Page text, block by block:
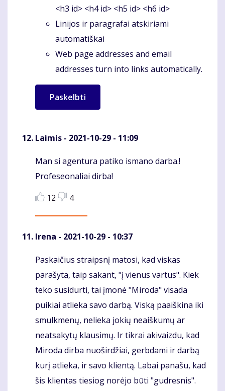
<h3 id> <h4 id> <h5 id> <h6 id>
Linijos ir paragrafai atskiriami
automatiškai
Web page addresses and email
addresses turn into links automatically.
Laimis - 2021-10-29 - 11:09
Komentaras
Man si agentura patiko ismano darba.!
Profeseonaliai dirba!
12
4
Irena - 2021-10-29 - 10:37
Komentaras
Paskaičius straipsnį matosi, kad viskas
parašyta, taip sakant, "į vienus vartus". Kiek
teko susidurti, tai įmonė "Miroda" visada
puikiai atlieka savo darbą. Viską paaiškina iki
smulkmenų, nelieka jokių neaiškumų ar
neatsakytų klausimų. Ir tikrai akivaizdu, kad
Miroda dirba nuoširdžiai, gerbdami ir darbą
kurį atlieka, ir savo klientą. Labai panašu, kad
šis klientas tiesiog norėjo būti "gudresnis".